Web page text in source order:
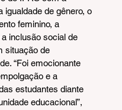
igualdade de gênero, o
feminino, a
inclusão social de
situação de
“Foi emocionante
e a
estudantes diante
educacional”,